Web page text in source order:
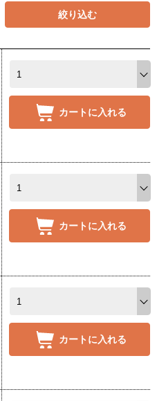
絞り込む
カートに入れる
カートに入れる
カートに入れる